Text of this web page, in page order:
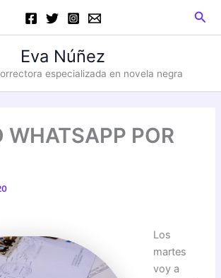
Eva Núñez
especializada en novela negra
WHATSAPP POR
Los
martes
voy a